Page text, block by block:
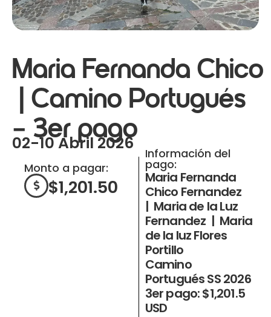
Maria Fernanda Chico
| Camino Portugués
– 3er pago
02-10 Abril 2026
Monto a pagar:
$1,201.50
Información del
pago:
Maria Fernanda
Chico Fernandez
| Maria de la Luz
Fernandez | Maria
de la luz Flores
Portillo
Camino
Portugués SS 2026
3er pago: $1,201.5
USD